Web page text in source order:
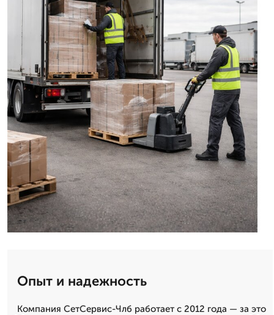
Опыт и надежность
Компания СетСервис-Члб работает с 2012 года — за это